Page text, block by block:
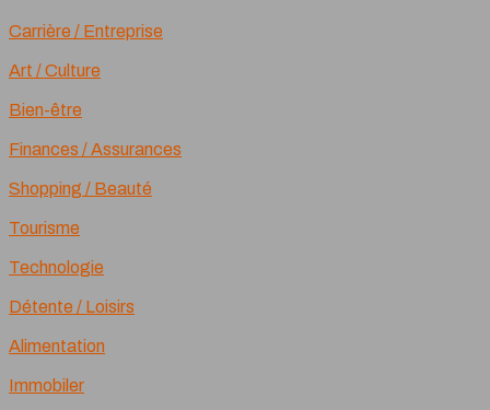
Carrière / Entreprise
Art / Culture
Bien-être
Finances / Assurances
Shopping / Beauté
Tourisme
Technologie
Détente / Loisirs
Alimentation
Immobiler